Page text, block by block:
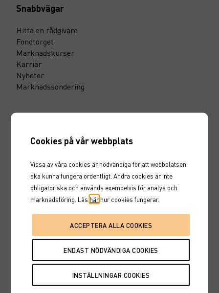
Snabbvägar
Hitta en rådgivare
Fondtorget
Marknadskurser
Karriär
Nyheter
Marknadssondering
Invstr
10 smarta fondtips
Maxa din pension
Till vårt pressrum
Blankettcenter
Synpunkter & klagomål
Investeringsplattformen
Kontakt
Cookies på vår webbplats
Vissa av våra cookies är nödvändiga för att webbplatsen
ska kunna fungera ordentligt. Andra cookies är inte
obligatoriska och används exempelvis för analys och
marknadsföring. Läs härhur cookies fungerar.